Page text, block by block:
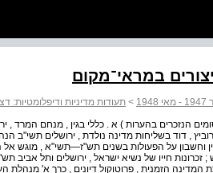
במראי־מקום
> תעודות מדיניות ודיפלומטיות: דצמבר 1947 -
הנזכרים בהערות ) א . כללי בגין , מנחם המרד ,
, דוד בשליחות מדינה נולדת , ירושלים תשי"ב
וחשבון על הפעולות בשנים תש"ז—תשי"א , מוגש אל
זכרונות חייו של נשיא ישראל , ירושלים ותל אביב